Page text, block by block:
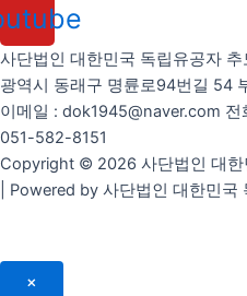
사단법인 대한민국 독립유공자
광역시 동래구 명륜로94번길 54
이메일 : dok1945@naver.com
051-582-8151
Copyright © 2026 사단법인 대한
| Powered by 사단법인 대한민
×